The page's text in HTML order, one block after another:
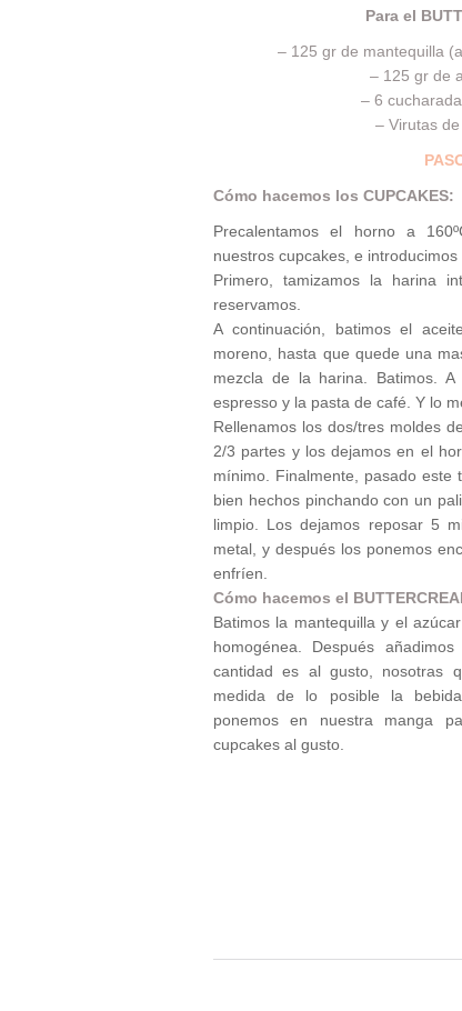
Para el
– 125 gr de mantequilla
– 125 gr de
– 6
– Virutas
Cómo hacemos los CUPCAKES:
Precalentamos el horno a
nuestros cupcakes, e
Primero, tamizamos la harina
reservamos.
A continuación, batimos el
moreno, hasta que quede una
mezcla de la harina. Batimos. A
espresso y la pasta de café. Y lo
Rellenamos los dos/tres moldes
2/3 partes y los dejamos en el
mínimo. Finalmente, pasado este
bien hechos pinchando con un
limpio. Los dejamos reposar 5
metal, y después los ponemos
enfríen.
Cómo hacemos el
Batimos la mantequilla y el
homogénea. Después
cantidad es al gusto, nosotras
medida de lo posible la
ponemos en nuestra manga
cupcakes al gusto.